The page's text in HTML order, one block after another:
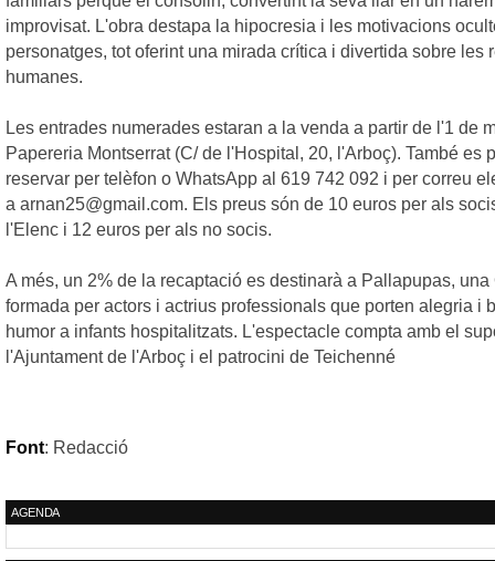
improvisat. L'obra destapa la hipocresia i les motivacions
personatges, tot oferint una mirada crítica i divertida sobre les
humanes.
Les entrades numerades estaran a la venda a partir de l'1 de
Papereria Montserrat (C/ de l'Hospital, 20, l'Arboç). També es
reservar per telèfon o WhatsApp al 619 742 092 i per correu
a arnan25@gmail.com. Els preus són de 10 euros per als
l'Elenc i 12 euros per als no socis.
A més, un 2% de la recaptació es destinarà a Pallapupas, una
formada per actors i actrius professionals que porten alegria i
humor a infants hospitalitzats. L'espectacle compta amb el
l'Ajuntament de l'Arboç i el patrocini de Teichenné
Font: Redacció
AGENDA